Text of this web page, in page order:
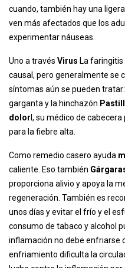
cuando, también hay una
ven más afectados que los
experimentar náuseas.
Uno a través Virus La
causal, pero generalmente se
síntomas aún se pueden
garganta y la hinchazón
dolor l, su médico de
para la fiebre alta.
Como remedio casero ayuda
caliente. Eso también
proporciona alivio y apoya la
regeneración. También es
unos días y evitar el frío y el
consumo de tabaco y alcohol
inflamación no debe enfriarse
enfriamiento dificulta la